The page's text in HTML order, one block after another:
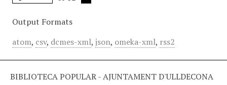
Output Formats
atom, csv, dcmes-xml, json, omeka-xml, rss2
BIBLIOTECA POPULAR - AJUNTAMENT D'ULLDECONA